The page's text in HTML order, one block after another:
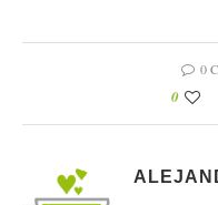
0
0